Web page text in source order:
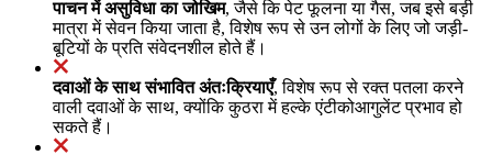
पाचन में असुविधा का जोखिम, जैसे कि पेट फूलना या गैस, जब इसे बड़ी
मात्रा में सेवन किया जाता है, विशेष रूप से उन लोगों के लिए जो जड़ी-
बूटियों के प्रति संवेदनशील होते हैं।
दवाओं के साथ संभावित अंतःक्रियाएँ, विशेष रूप से रक्त पतला करने
वाली दवाओं के साथ, क्योंकि कुठरा में हल्के एंटीकोआगुलेंट प्रभाव हो
सकते हैं।